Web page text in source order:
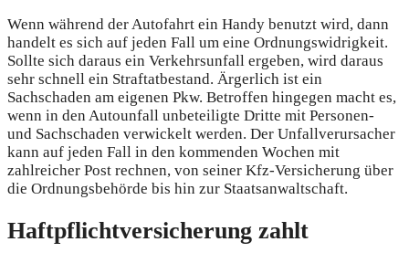
Wenn während der Autofahrt ein Handy benutzt wird, dann
handelt es sich auf jeden Fall um eine Ordnungswidrigkeit.
Sollte sich daraus ein Verkehrsunfall ergeben, wird daraus
sehr schnell ein Straftatbestand. Ärgerlich ist ein
Sachschaden am eigenen Pkw. Betroffen hingegen macht es,
wenn in den Autounfall unbeteiligte Dritte mit Personen-
und Sachschaden verwickelt werden. Der Unfallverursacher
kann auf jeden Fall in den kommenden Wochen mit
zahlreicher Post rechnen, von seiner Kfz-Versicherung über
die Ordnungsbehörde bis hin zur Staatsanwaltschaft.
Haftpflichtversicherung zahlt